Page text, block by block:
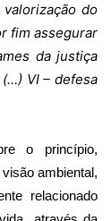
do
fim assegurar
da justiça
VI – defesa
o princípio,
ambiental,
relacionado